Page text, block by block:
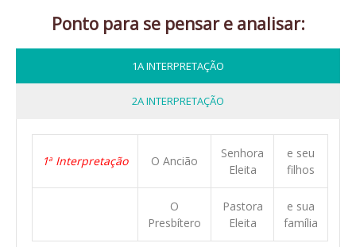
Ponto para se pensar e analisar:
1A INTERPRETAÇÃO
2A INTERPRETAÇÃO
1a Interpretação O Ancião
Senhora
Eleita
e seu
filhos
O
Presbítero
Pastora
Eleita
e sua
família